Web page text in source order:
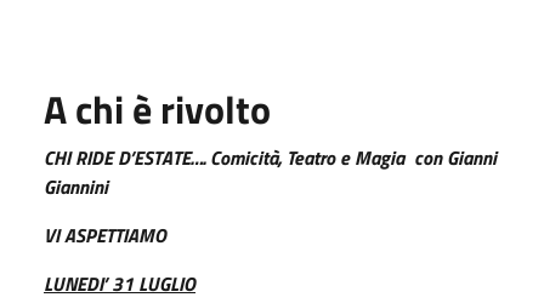
A chi è rivolto
CHI RIDE D’ESTATE…. Comicità, Teatro e Magia con Gianni
Giannini
VI ASPETTIAMO
LUNEDI’ 31 LUGLIO